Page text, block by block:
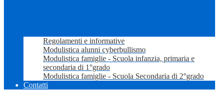
Regolamenti e informative
Modulistica alunni cyberbullismo
Modulistica famiglie - Scuola infanzia, primaria e
secondaria di 1°grado
Modulistica famiglie - Scuola Secondaria di 2°grado
Contatti